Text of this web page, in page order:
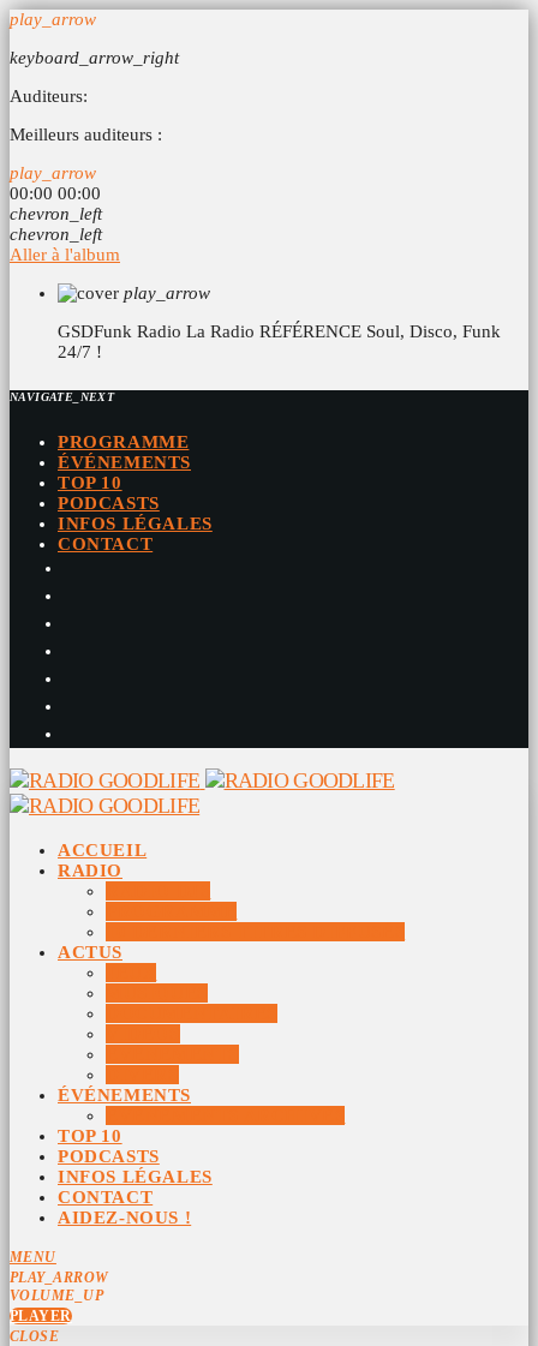
play_arrow
keyboard_arrow_right
Auditeurs:
Meilleurs auditeurs :
play_arrow
00:00 00:00
chevron_left
chevron_left
Aller à l'album
play_arrow
GSDFunk Radio La Radio RÉFÉRENCE Soul, Disco, Funk
24/7 !
NAVIGATE_NEXT
PROGRAMME
ÉVÉNEMENTS
TOP 10
PODCASTS
INFOS LÉGALES
CONTACT
ACCUEIL
RADIO
ACTUS
ÉVÉNEMENTS
TOP 10
PODCASTS
INFOS LÉGALES
CONTACT
AIDEZ-NOUS !
MENU
PLAY_ARROW
VOLUME_UP
PLAYER
CLOSE